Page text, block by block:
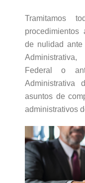
Tramitamos
procedimientos
de nulidad
Federal o
asuntos de
administrativos